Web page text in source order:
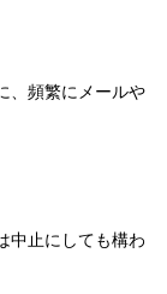
、頻繁にメールや
中止にしても構わ